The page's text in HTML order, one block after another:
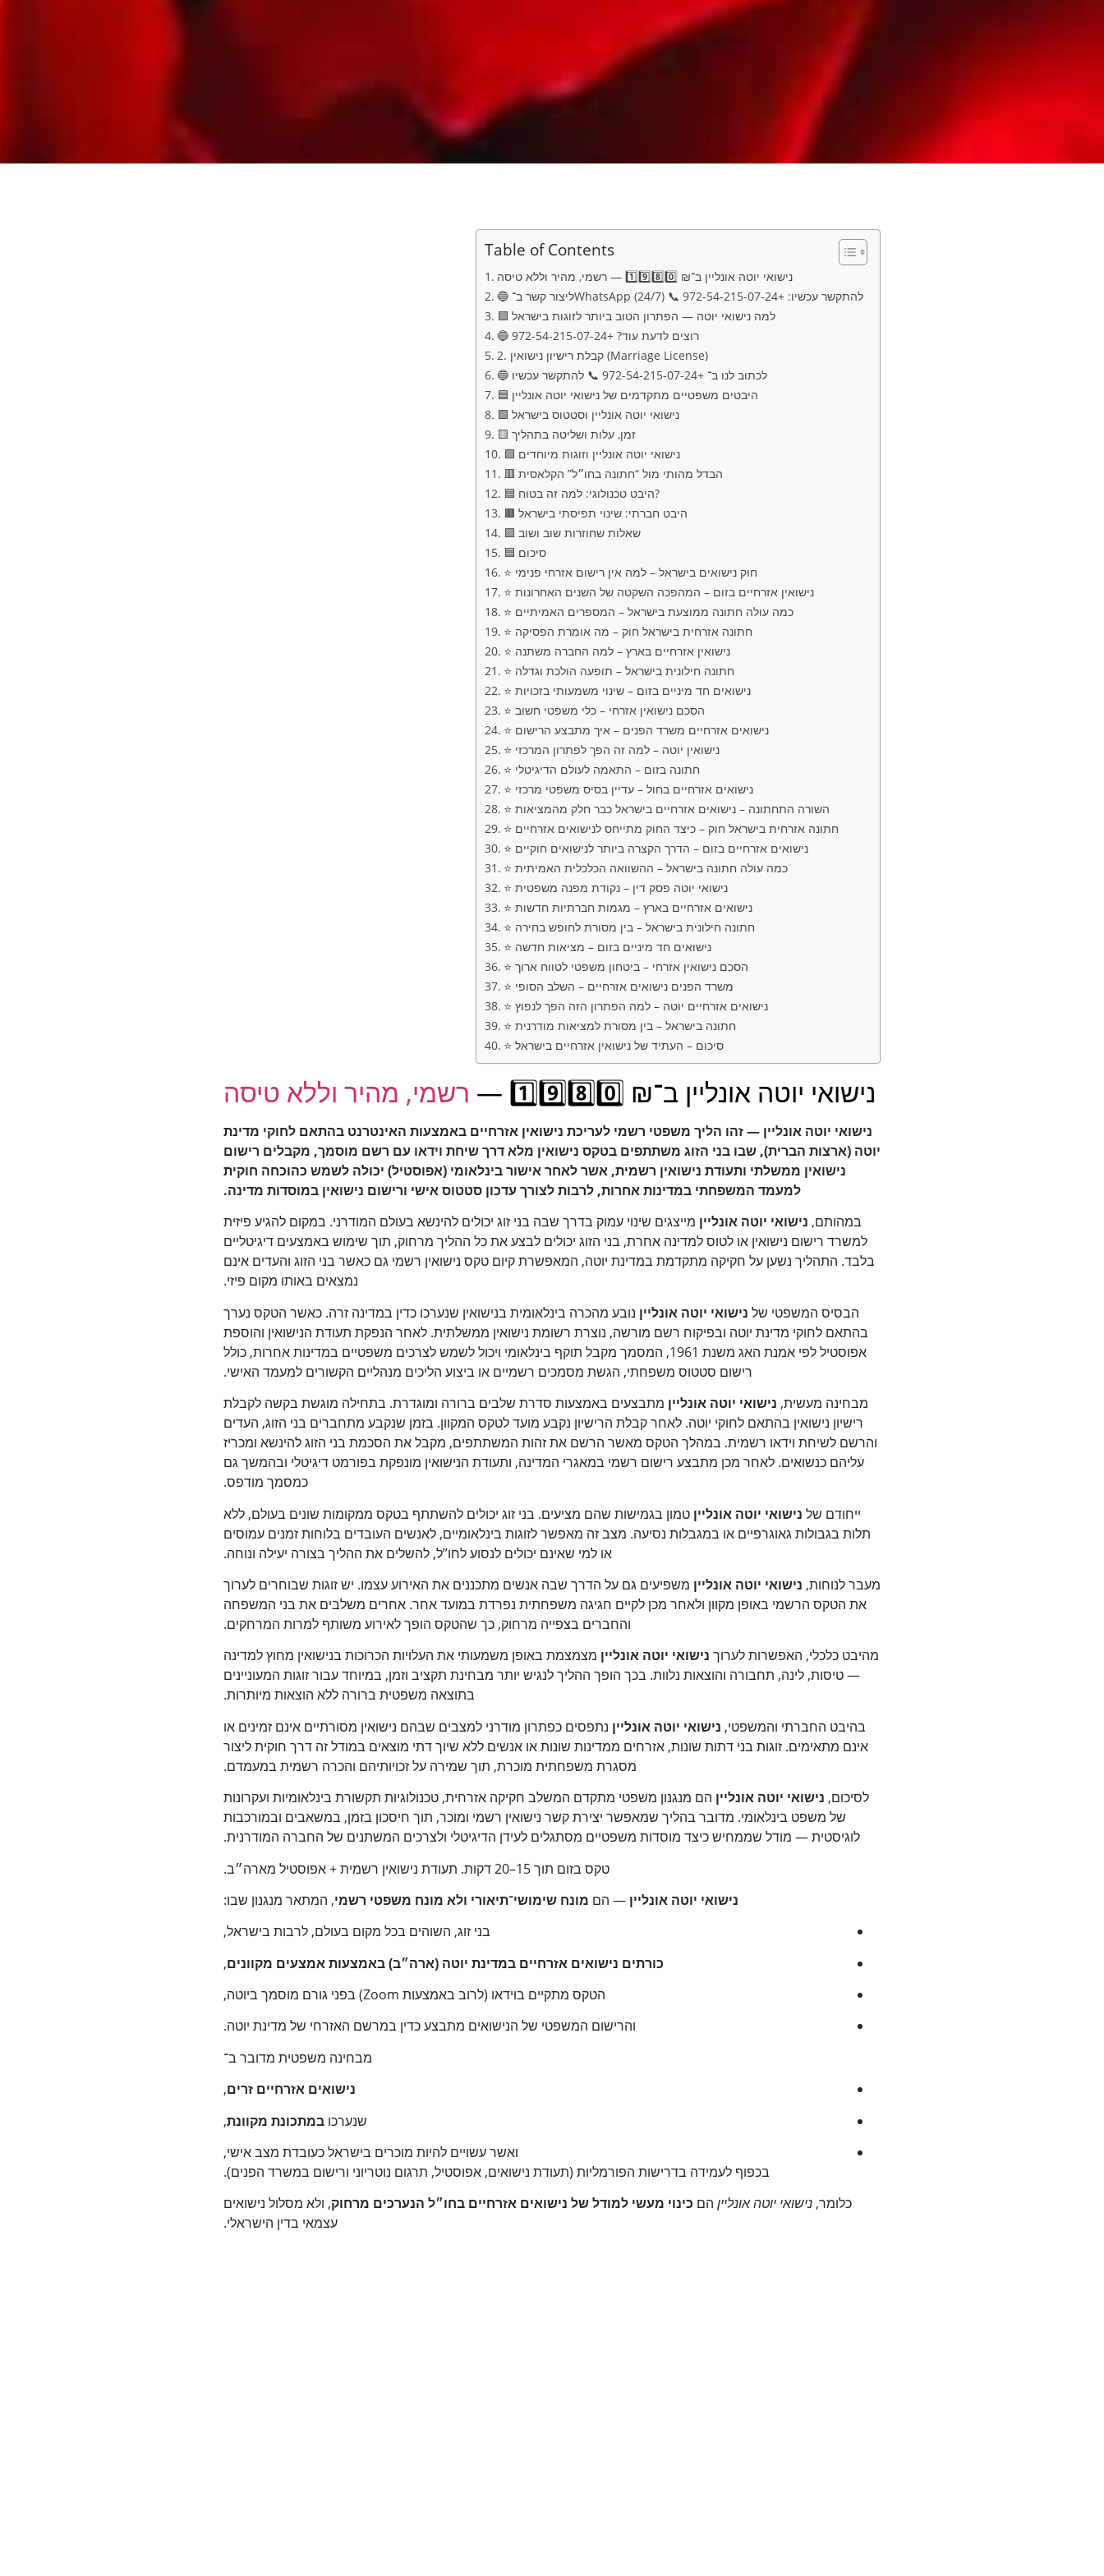
Table of Contents
נישואי יוטה אונליין ב־₪ 1️⃣9️⃣8️⃣0️⃣ — רשמי, מהיר וללא טיסה
🔵 ליצור קשר ב־WhatsApp (24/7) 📞 להתקשר עכשיו: +972-54-215-07-24
🟩 למה נישואי יוטה — הפתרון הטוב ביותר לזוגות בישראל
🔵 רוצים לדעת עוד? +972-54-215-07-24
2. קבלת רישיון נישואין (Marriage License)
🔵 לכתוב לנו ב־ +972-54-215-07-24 📞 להתקשר עכשיו
🟦 היבטים משפטיים מתקדמים של נישואי יוטה אונליין
🟩 נישואי יוטה אונליין וסטטוס בישראל
🟨 זמן, עלות ושליטה בתהליך
🟪 נישואי יוטה אונליין וזוגות מיוחדים
🟥 הבדל מהותי מול “חתונה בחו״ל” הקלאסית
🟦 היבט טכנולוגי: למה זה בטוח?
🟫 היבט חברתי: שינוי תפיסתי בישראל
🟩 שאלות שחוזרות שוב ושוב
🟦 סיכום
⭐ חוק נישואים בישראל – למה אין רישום אזרחי פנימי
⭐ נישואין אזרחיים בזום – המהפכה השקטה של השנים האחרונות
⭐ כמה עולה חתונה ממוצעת בישראל – המספרים האמיתיים
⭐ חתונה אזרחית בישראל חוק – מה אומרת הפסיקה
⭐ נישואין אזרחיים בארץ – למה החברה משתנה
⭐ חתונה חילונית בישראל – תופעה הולכת וגדלה
⭐ נישואים חד מיניים בזום – שינוי משמעותי בזכויות
⭐ הסכם נישואין אזרחי – כלי משפטי חשוב
⭐ נישואים אזרחיים משרד הפנים – איך מתבצע הרישום
⭐ נישואין יוטה – למה זה הפך לפתרון המרכזי
⭐ חתונה בזום – התאמה לעולם הדיגיטלי
⭐ נישואים אזרחיים בחול – עדיין בסיס משפטי מרכזי
⭐ השורה התחתונה – נישואים אזרחיים בישראל כבר חלק מהמציאות
⭐ חתונה אזרחית בישראל חוק – כיצד החוק מתייחס לנישואים אזרחיים
⭐ נישואים אזרחיים בזום – הדרך הקצרה ביותר לנישואים חוקיים
⭐ כמה עולה חתונה בישראל – ההשוואה הכלכלית האמיתית
⭐ נישואי יוטה פסק דין – נקודת מפנה משפטית
⭐ נישואים אזרחיים בארץ – מגמות חברתיות חדשות
⭐ חתונה חילונית בישראל – בין מסורת לחופש בחירה
⭐ נישואים חד מיניים בזום – מציאות חדשה
⭐ הסכם נישואין אזרחי – ביטחון משפטי לטווח ארוך
⭐ משרד הפנים נישואים אזרחיים – השלב הסופי
⭐ נישואים אזרחיים יוטה – למה הפתרון הזה הפך לנפוץ
⭐ חתונה בישראל – בין מסורת למציאות מודרנית
⭐ סיכום – העתיד של נישואין אזרחיים בישראל
נישואי יוטה אונליין ב־₪ 1️⃣9️⃣8️⃣0️⃣ — רשמי, מהיר וללא טיסה
נישואי יוטה אונליין — זהו הליך משפטי רשמי לעריכת נישואין אזרחיים באמצעות האינטרנט בהתאם לחוקי מדינת
יוטה (ארצות הברית), שבו בני הזוג משתתפים בטקס נישואין מלא דרך שיחת וידאו עם רשם מוסמך, מקבלים רישום
נישואין ממשלתי ותעודת נישואין רשמית, אשר לאחר אישור בינלאומי (אפוסטיל) יכולה לשמש כהוכחה חוקית
למעמד המשפחתי במדינות אחרות, לרבות לצורך עדכון סטטוס אישי ורישום נישואין במוסדות מדינה.
במהותם, נישואי יוטה אונליין מייצגים שינוי עמוק בדרך שבה בני זוג יכולים להינשא בעולם המודרני. במקום להגיע פיזית
למשרד רישום נישואין או לטוס למדינה אחרת, בני הזוג יכולים לבצע את כל ההליך מרחוק, תוך שימוש באמצעים דיגיטליים
בלבד. התהליך נשען על חקיקה מתקדמת במדינת יוטה, המאפשרת קיום טקס נישואין רשמי גם כאשר בני הזוג והעדים אינם
נמצאים באותו מקום פיזי.
הבסיס המשפטי של נישואי יוטה אונליין נובע מהכרה בינלאומית בנישואין שנערכו כדין במדינה זרה. כאשר הטקס נערך
בהתאם לחוקי מדינת יוטה ובפיקוח רשם מורשה, נוצרת רשומת נישואין ממשלתית. לאחר הנפקת תעודת הנישואין והוספת
אפוסטיל לפי אמנת האג משנת 1961, המסמך מקבל תוקף בינלאומי ויכול לשמש לצרכים משפטיים במדינות אחרות, כולל
רישום סטטוס משפחתי, הגשת מסמכים רשמיים או ביצוע הליכים מנהליים הקשורים למעמד האישי.
מבחינה מעשית, נישואי יוטה אונליין מתבצעים באמצעות סדרת שלבים ברורה ומוגדרת. בתחילה מוגשת בקשה לקבלת
רישיון נישואין בהתאם לחוקי יוטה. לאחר קבלת הרישיון נקבע מועד לטקס המקוון. בזמן שנקבע מתחברים בני הזוג, העדים
והרשם לשיחת וידאו רשמית. במהלך הטקס מאשר הרשם את זהות המשתתפים, מקבל את הסכמת בני הזוג להינשא ומכריז
עליהם כנשואים. לאחר מכן מתבצע רישום רשמי במאגרי המדינה, ותעודת הנישואין מונפקת בפורמט דיגיטלי ובהמשך גם
כמסמך מודפס.
ייחודם של נישואי יוטה אונליין טמון בגמישות שהם מציעים. בני זוג יכולים להשתתף בטקס ממקומות שונים בעולם, ללא
תלות בגבולות גאוגרפיים או במגבלות נסיעה. מצב זה מאפשר לזוגות בינלאומיים, לאנשים העובדים בלוחות זמנים עמוסים
או למי שאינם יכולים לנסוע לחו”ל, להשלים את ההליך בצורה יעילה ונוחה.
מעבר לנוחות, נישואי יוטה אונליין משפיעים גם על הדרך שבה אנשים מתכננים את האירוע עצמו. יש זוגות שבוחרים לערוך
את הטקס הרשמי באופן מקוון ולאחר מכן לקיים חגיגה משפחתית נפרדת במועד אחר. אחרים משלבים את בני המשפחה
והחברים בצפייה מרחוק, כך שהטקס הופך לאירוע משותף למרות המרחקים.
מהיבט כלכלי, האפשרות לערוך נישואי יוטה אונליין מצמצמת באופן משמעותי את העלויות הכרוכות בנישואין מחוץ למדינה
— טיסות, לינה, תחבורה והוצאות נלוות. בכך הופך ההליך לנגיש יותר מבחינת תקציב וזמן, במיוחד עבור זוגות המעוניינים
בתוצאה משפטית ברורה ללא הוצאות מיותרות.
בהיבט החברתי והמשפטי, נישואי יוטה אונליין נתפסים כפתרון מודרני למצבים שבהם נישואין מסורתיים אינם זמינים או
אינם מתאימים. זוגות בני דתות שונות, אזרחים ממדינות שונות או אנשים ללא שיוך דתי מוצאים במודל זה דרך חוקית ליצור
מסגרת משפחתית מוכרת, תוך שמירה על זכויותיהם והכרה רשמית במעמדם.
לסיכום, נישואי יוטה אונליין הם מנגנון משפטי מתקדם המשלב חקיקה אזרחית, טכנולוגיות תקשורת בינלאומיות ועקרונות
של משפט בינלאומי. מדובר בהליך שמאפשר יצירת קשר נישואין רשמי ומוכר, תוך חיסכון בזמן, במשאבים ובמורכבות
לוגיסטית — מודל שממחיש כיצד מוסדות משפטיים מסתגלים לעידן הדיגיטלי ולצרכים המשתנים של החברה המודרנית.
טקס בזום תוך 15–20 דקות. תעודת נישואין רשמית + אפוסטיל מארה״ב.
נישואי יוטה אונליין — הם מונח שימושי־תיאורי ולא מונח משפטי רשמי, המתאר מנגנון שבו:
בני זוג, השוהים בכל מקום בעולם, לרבות בישראל,
כורתים נישואים אזרחיים במדינת יוטה (ארה״ב) באמצעות אמצעים מקוונים,
הטקס מתקיים בוידאו (לרוב באמצעות Zoom) בפני גורם מוסמך ביוטה,
והרישום המשפטי של הנישואים מתבצע כדין במרשם האזרחי של מדינת יוטה.
מבחינה משפטית מדובר ב־
נישואים אזרחיים זרים,
שנערכו במתכונת מקוונת,
ואשר עשויים להיות מוכרים בישראל כעובדת מצב אישי,
בכפוף לעמידה בדרישות הפורמליות (תעודת נישואים, אפוסטיל, תרגום נוטריוני ורישום במשרד הפנים).
כלומר,נישואי יוטה אונליין הם כינוי מעשי למודל של נישואים אזרחיים בחו״ל הנערכים מרחוק, ולא מסלול נישואים
עצמאי בדין הישראלי.